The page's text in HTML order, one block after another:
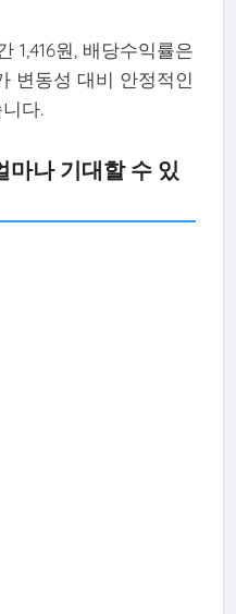
1,416원, 배당수익률은
변동성 대비 안정적인
다.
마나 기대할 수 있